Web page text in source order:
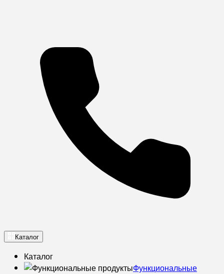
Каталог
Каталог
Функциональные